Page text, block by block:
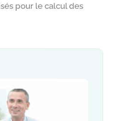
pour le calcul des